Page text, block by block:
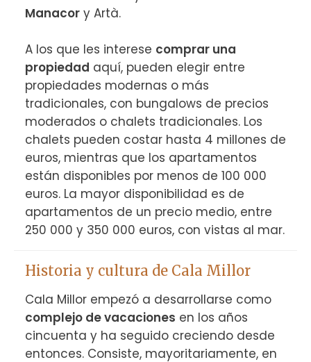
Manacor y Artà.
A los que les interese comprar una
propiedad aquí, pueden elegir entre
propiedades modernas o más
tradicionales, con bungalows de precios
moderados o chalets tradicionales. Los
chalets pueden costar hasta 4 millones de
euros, mientras que los apartamentos
están disponibles por menos de 100 000
euros. La mayor disponibilidad es de
apartamentos de un precio medio, entre
250 000 y 350 000 euros, con vistas al mar.
Historia y cultura de Cala Millor
Cala Millor empezó a desarrollarse como
complejo de vacaciones en los años
cincuenta y ha seguido creciendo desde